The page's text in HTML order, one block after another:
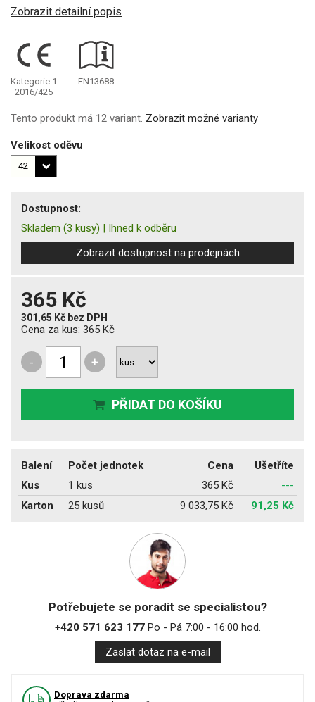
Zobrazit detailní popis
Kategorie 1
2016/425
EN13688
Tento produkt má 12 variant. Zobrazit možné varianty
Velikost oděvu
Dostupnost:
Skladem (3 kusy) | Ihned k odběru
Zobrazit dostupnost na prodejnách
365 Kč
301,65 Kč bez DPH
Cena za kus: 365 Kč
- +
PŘIDAT DO KOŠÍKU
Balení Počet jednotek Cena
Ušetříte
Kus
1 kus 365 Kč
---
Karton
25 kusů 9 033,75 Kč 91,25 Kč
Potřebujete se poradit se specialistou?
+420 571 623 177Po - Pá 7:00 - 16:00 hod.
Zaslat dotaz na e-mail
Doprava zdarma